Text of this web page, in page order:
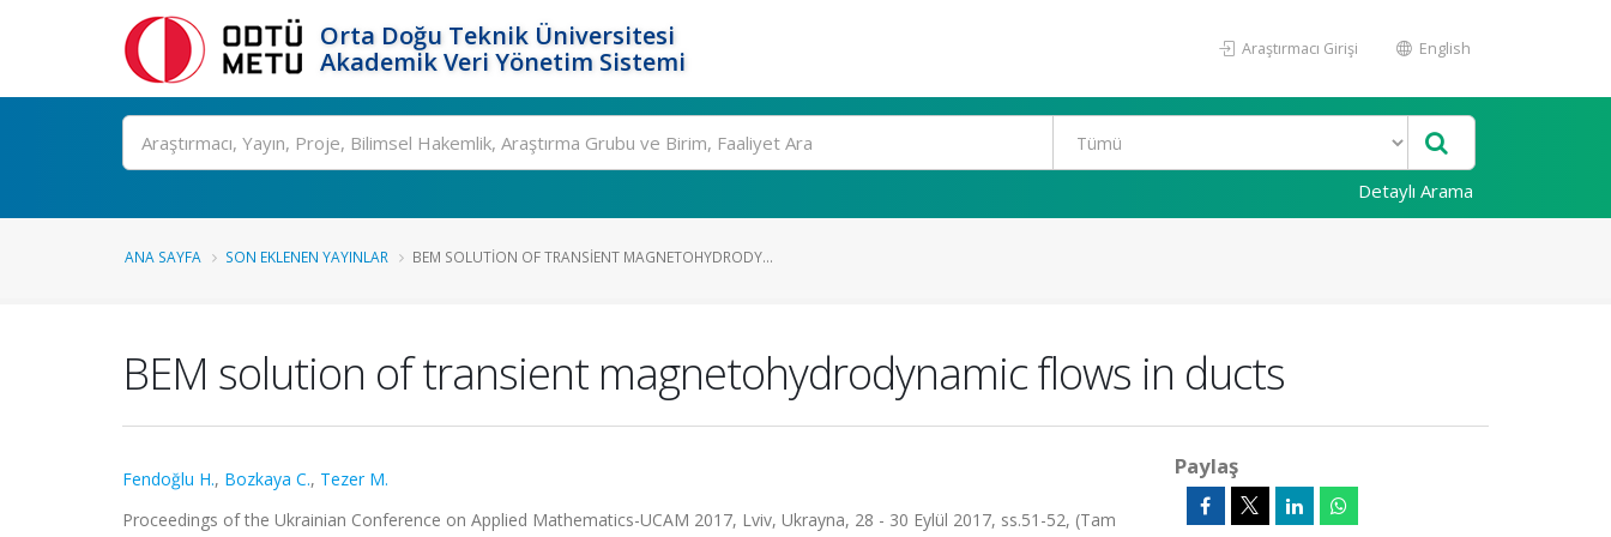
Orta Doğu Teknik Üniversitesi
Akademik Veri Yönetim Sistemi
Araştırmacı Girişi English
Ara
Detaylı Arama
ANA SAYFA SON EKLENEN YAYINLAR BEM SOLUTION OF TRANSIENT MAGNETOHYDRODY...
BEM solution of transient magnetohydrodynamic flows in ducts
Fendoğlu H., Bozkaya C., Tezer M.
Proceedings of the Ukrainian Conference on Applied Mathematics-UCAM 2017, Lviv, Ukrayna, 28 - 30 Eylül 2017, ss.51-52, (Tam
Paylaş